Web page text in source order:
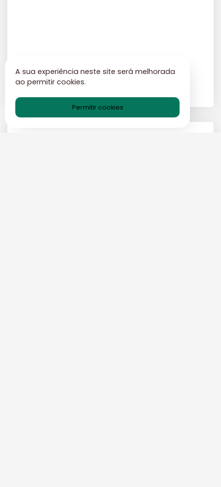
A sua experiência neste site será melhorada
ao permitir cookies.
Permitir cookies